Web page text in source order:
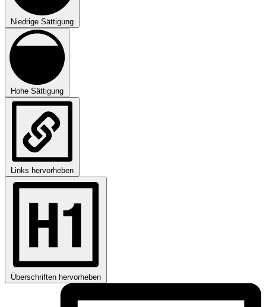
Niedrige Sättigung
Hohe Sättigung
Links hervorheben
Überschriften hervorheben